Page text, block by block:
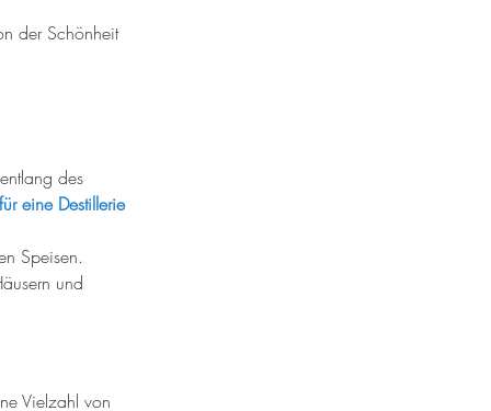
der Schönheit
des
eine Destillerie
Speisen.
und
Vielzahl von